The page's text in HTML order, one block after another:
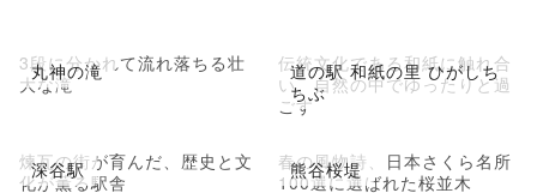
丸神の滝
3段に分かれて流れ落ちる壮
大な滝
道の駅 和紙の里 ひがしち
ちぶ
伝統文化である和紙に触れ合
い、自然の中でゆったりと過
ごす
深谷駅
煉瓦の街が育んだ、歴史と文
化が薫る駅舎
熊谷桜堤
春の風物詩、日本さくら名所
100選に選ばれた桜並木